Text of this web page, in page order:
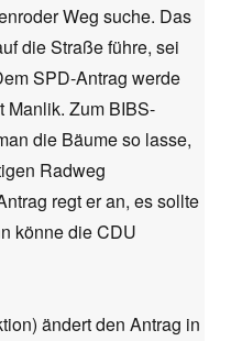
Weg suche. Das
die Straße führe, sei
SPD-Antrag werde
Manlik. Zum BIBS-
die Bäume so lasse,
Radweg
regt er an, es sollte
könne die CDU
ändert den Antrag in